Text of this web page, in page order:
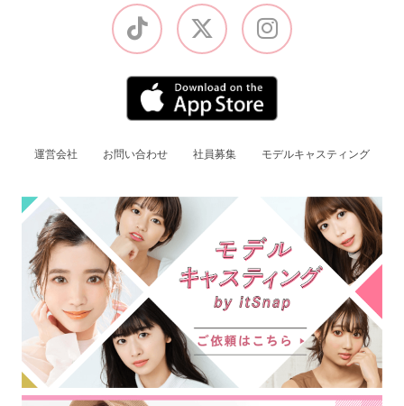
運営会社 お問い合わせ 社員募集 モデルキャスティング